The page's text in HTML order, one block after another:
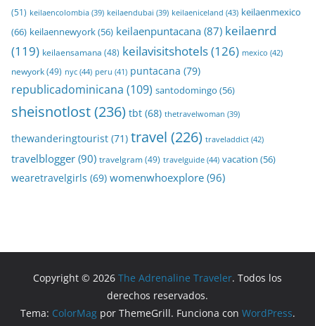
(51) keilaencolombia (39) keilaendubai (39) keilaeniceland (43) keilaenmexico
(66) keilaennewyork(56) keilaenpuntacana (87) keilaenrd
(119) keilaensamana (48) keilavisitshotels(126) mexico (42)
newyork(49) nyc (44) peru (41) puntacana (79)
republicadominicana (109) santodomingo (56)
sheisnotlost(236) tbt (68) thetravelwoman (39)
thewanderingtourist (71) travel (226) traveladdict (42)
travelblogger (90) travelgram(49) travelguide (44) vacation (56)
wearetravelgirls (69) womenwhoexplore(96)
Copyright © 2026 The Adrenaline Traveler. Todos los
derechos reservados.
Tema: ColorMagpor ThemeGrill. Funciona con WordPress.